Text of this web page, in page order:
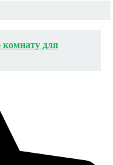
комнату для